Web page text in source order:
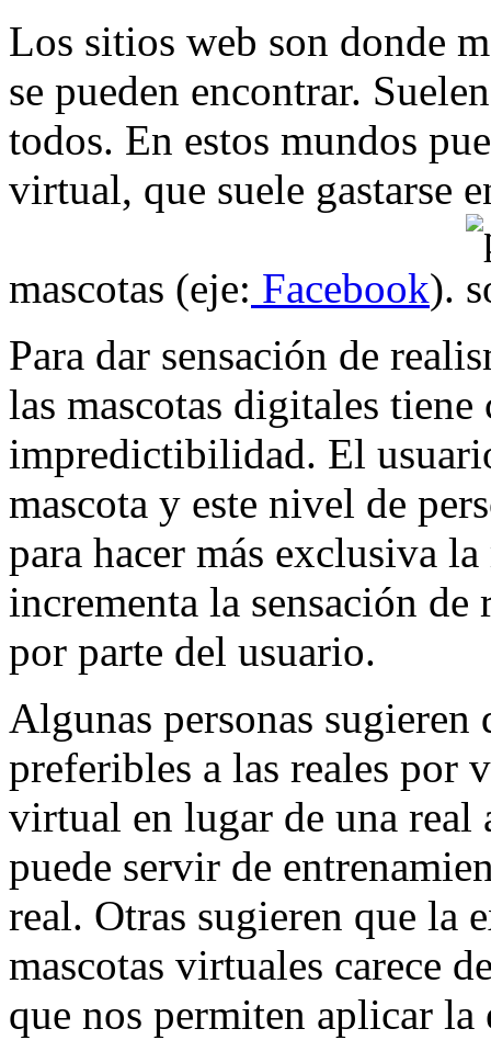
Los sitios web son donde
se pueden encontrar.
todos. En estos mundos
virtual, que suele gastarse
mascotas (eje: Facebook).
Para dar sensación de
las mascotas digitales
impredictibilidad. El
mascota y este nivel de
para hacer más exclusiva
incrementa la sensación
por parte del usuario.
Algunas personas sugieren
preferibles a las reales por
virtual en lugar de una real
puede servir de
real. Otras sugieren que la
mascotas virtuales carece
que nos permiten aplicar la